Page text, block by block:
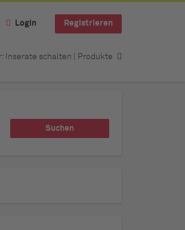
Login Registrieren
Inserate schalten | Produkte